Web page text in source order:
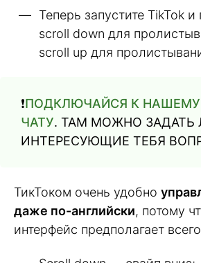
Теперь запустите TikTok и
scroll down для
scroll up для
❗️ПОДКЛЮЧАЙСЯ К НАШЕМУ
ЧАТУ. ТАМ МОЖНО ЗАДАТЬ
ИНТЕРЕСУЮЩИЕ ТЕБЯ
ТикТоком очень удобно
даже по-английски, потому
интерфейс предполагает